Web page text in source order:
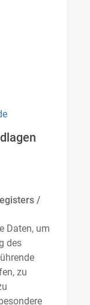
/
Daten, um
des
zu